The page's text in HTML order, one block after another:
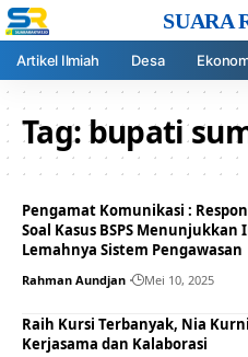
SUARA
Artikel Ilmiah Desa
Tag:bupati
Pengamat Komunikasi :
Soal Kasus BSPS Menunjukkan
Lemahnya Sistem Pengawasan
Rahman Aundjan Mei 10, 2025
Raih Kursi Terbanyak, Nia
Kerjasama dan Kalaborasi